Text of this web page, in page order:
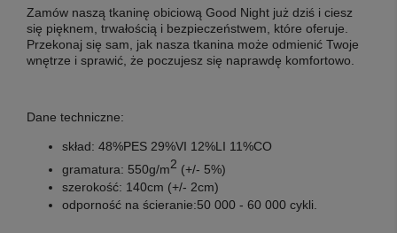
Zamów naszą tkaninę obiciową Good Night już dziś i ciesz
się pięknem, trwałością i bezpieczeństwem, które oferuje.
Przekonaj się sam, jak nasza tkanina może odmienić Twoje
wnętrze i sprawić, że poczujesz się naprawdę komfortowo.
Dane techniczne:
skład: 48%PES 29%VI 12%LI 11%CO
gramatura: 550g/m2 (+/- 5%)
szerokość: 140cm (+/- 2cm)
odporność na ścieranie:50 000 - 60 000 cykli.